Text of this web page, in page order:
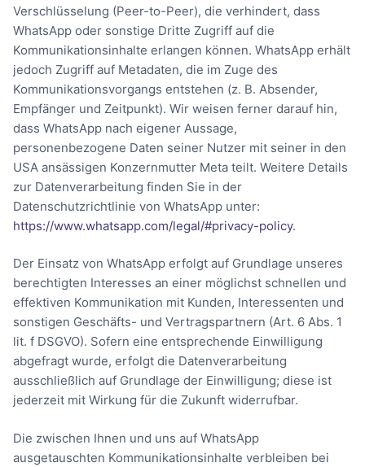
Verschlüsselung (Peer-to-Peer), die verhindert, dass
WhatsApp oder sonstige Dritte Zugriff auf die
Kommunikationsinhalte erlangen können. WhatsApp erhält
jedoch Zugriff auf Metadaten, die im Zuge des
Kommunikationsvorgangs entstehen (z. B. Absender,
Empfänger und Zeitpunkt). Wir weisen ferner darauf hin,
dass WhatsApp nach eigener Aussage,
personenbezogene Daten seiner Nutzer mit seiner in den
USA ansässigen Konzernmutter Meta teilt. Weitere Details
zur Datenverarbeitung finden Sie in der
Datenschutzrichtlinie von WhatsApp unter:
https://www.whatsapp.com/legal/#privacy-policy.
Der Einsatz von WhatsApp erfolgt auf Grundlage unseres
berechtigten Interesses an einer möglichst schnellen und
effektiven Kommunikation mit Kunden, Interessenten und
sonstigen Geschäfts- und Vertragspartnern (Art. 6 Abs. 1
lit. f DSGVO). Sofern eine entsprechende Einwilligung
abgefragt wurde, erfolgt die Datenverarbeitung
ausschließlich auf Grundlage der Einwilligung; diese ist
jederzeit mit Wirkung für die Zukunft widerrufbar.
Die zwischen Ihnen und uns auf WhatsApp
ausgetauschten Kommunikationsinhalte verbleiben bei